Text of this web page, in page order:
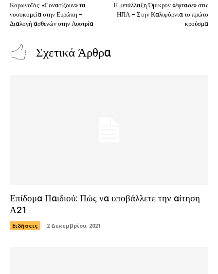
Κορωνοϊός: «Γονατίζουν» τα
νοσοκομεία στην Ευρώπη –
Διαλογή ασθενών στην Αυστρία
Η μετάλλαξη Όμικρον «έφτασε» στις
ΗΠΑ – Στην Καλιφόρνια το πρώτο
κρούσμα
Σχετικά Άρθρα
Επίδομα Παιδιού: Πώς να υποβάλλετε την αίτηση
Α21
Ειδήσεις 2 Δεκεμβρίου, 2021